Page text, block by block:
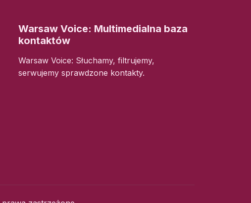
Warsaw Voice: Multimedialna baza
kontaktów
Warsaw Voice: Słuchamy, filtrujemy,
serwujemy sprawdzone kontakty.